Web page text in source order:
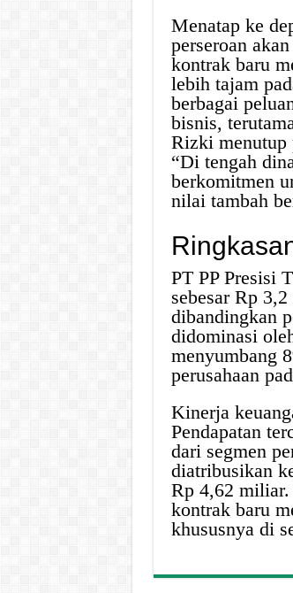
Menatap ke
perseroan
kontrak baru
lebih tajam
berbagai
bisnis,
Rizki menutup
“Di tengah
berkomitmen
nilai tambah
PT PP Presisi
sebesar Rp
dibandingkan
didominasi
menyumbang
perusahaan
Kinerja
Pendapatan
dari segmen
diatribusikan
Rp 4,62 miliar.
kontrak baru
khususnya di